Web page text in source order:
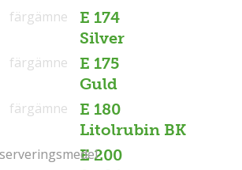
E 174
Silver
färgämne
E 175
Guld
färgämne
E 180
Litolrubin BK
färgämne
E 200